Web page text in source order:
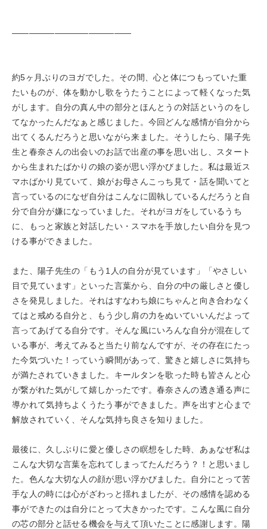
——————————————
約5ヶ月ぶりのヨガでした。その間、心と体につもっていた重
たいものが、体を動かし歌をうたうことによって軽くなった気
がします。自分の真ん中の部分とほんとうの対話というのをし
てなかったんだなぁと感じました。今回どんな感情が自分から
出てくるんだろうと思いながら来ました。そうしたら、陽子先
生と春奈さんの出会いのお話で出産の事を思い出し、スタート
から生まれたばかりの娘の姿が思い浮かびました。私は最近ス
マホばかり見ていて、娘がお母さんこっち見て・話を聞いてと
言っているのになぜ自分はこんなに固執しているんだろうと自
分で自分が嫌になっていました。それがヨガをしているうち
に、もっと家族と対話したい・スマホを手放したい自分を見つ
ける事ができました。
また、陽子先生の「もう1人の自分が見ています」「やさしい
目で見ています」といった言葉から、自分の中の厳しさと優し
さを発見しました。それはすなわち娘にちゃんと向き合わなく
てはと戒める自分と、もう少し肩の力をぬいていいんだよって
言ってあげてる自分です。そんな風にいろんな自分が混在して
いる事が、考えてみると当たり前なんですが、その存在にたっ
た今気づいた！っていう瞬間があって、驚きと嬉しさに気持ち
が満たされていきました。キールタンを歌った時も皆さんと心
が繋がれた気がして嬉しかったです。春奈さんの透き通る声に
導かれて気持ちよくうたう事ができました。声を出すと心まで
解放されていく、そんな気持ち良さを知りました。
最後に、久しぶりに愛と優しさの瞑想をした時、あぁなぜ私は
こんな大切な言葉を忘れてしまってたんだろう？！と思いまし
た。色んな大切な人の顔が思い浮かびました。自分にとって苦
手な人の時には心がざわっと揺れましたが、その感情を認める
事ができたのは自分にとって大きかったです。こんな風に自分
の芯の部分と話せる機会を与えて頂いたことに感謝します。陽